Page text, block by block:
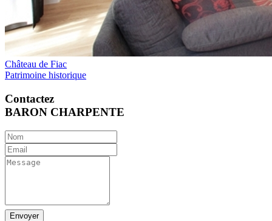
Château de Fiac
Patrimoine historique
Contactez
BARON CHARPENTE
Envoyer